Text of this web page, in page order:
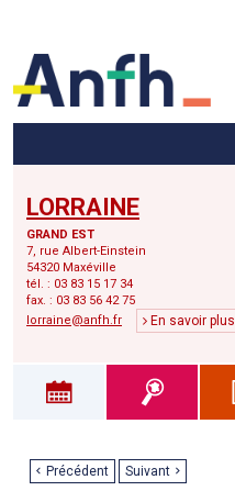
LORRAINE
GRAND EST
7, rue Albert-Einstein
54320 Maxéville
tél. : 03 83 15 17 34
fax. : 03 83 56 42 75
lorraine@anfh.fr
En savoir plus
Précédent Suivant